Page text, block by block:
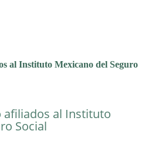
al Instituto Mexicano del Seguro
afiliados al Instituto
Social